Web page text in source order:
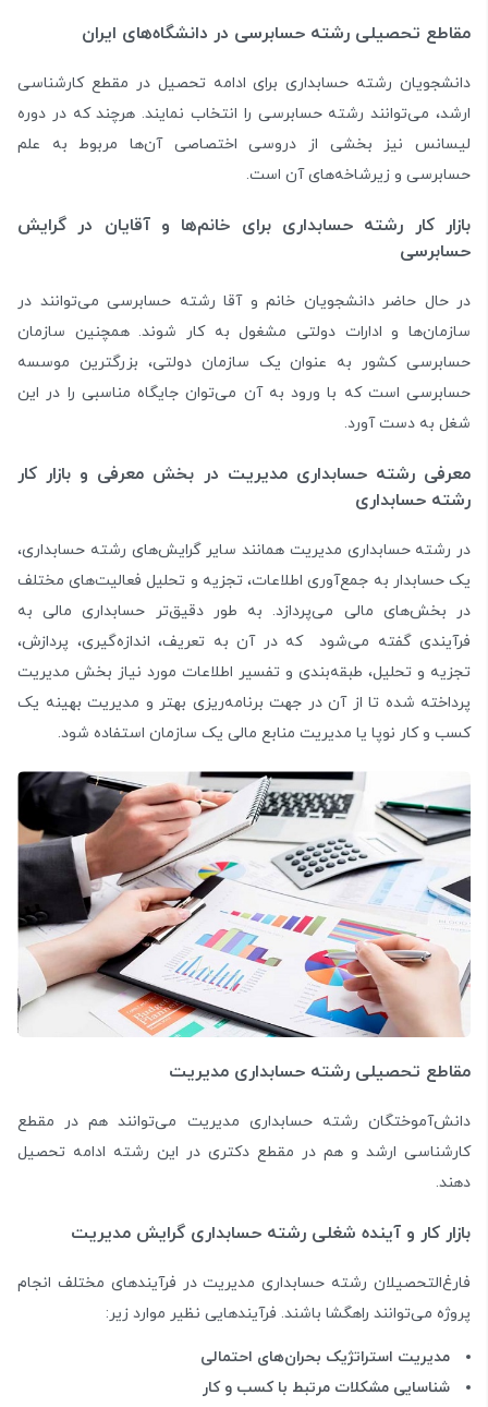
مقاطع تحصیلی رشته حسابرسی در دانشگاه‌های ایران
دانشجویان رشته حسابداری برای ادامه تحصیل در مقطع کارشناسی
ارشد، می‌توانند رشته حسابرسی را انتخاب نمایند. هرچند که در دوره
لیسانس نیز بخشی از دروسی اختصاصی آن‌ها مربوط به علم
حسابرسی و زیر‌شاخه‌های آن است.
بازار کار رشته حسابداری برای خانم‌ها و آقایان در گرایش
حسابرسی
در حال حاضر دانشجویان خانم و آقا رشته حسابرسی می‌توانند در
سازمان‌ها و ادارات دولتی مشغول به کار شوند. همچنین سازمان
حسابرسی کشور به عنوان یک سازمان دولتی، بزرگترین موسسه
حسابرسی است که با ورود به آن می‌توان جایگاه مناسبی را در این
شغل به دست آورد.
معرفی رشته حسابداری مدیریت در بخش معرفی و بازار کار
رشته حسابداری
در رشته حسابداری مدیریت همانند سایر گرایش‌های رشته حسابداری،
یک حسابدار به جمع‌آوری اطلاعات، تجزیه و تحلیل فعالیت‌های مختلف
در بخش‌های مالی می‌پردازد. به طور دقیق‌تر حسابداری مالی به
فرآیندی گفته می‌شود که در آن به تعریف، اندازه‌گیری، پردازش،
تجزیه و تحلیل، طبقه‌بندی و تفسیر اطلاعات مورد نیاز بخش مدیریت
پرداخته شده تا از آن در جهت برنامه‌ریزی بهتر و مدیریت بهینه یک
کسب و کار نوپا یا مدیریت منابع مالی یک سازمان استفاده شود.
مقاطع تحصیلی رشته حسابداری مدیریت
دانش‌آموختگان رشته حسابداری مدیریت می‌توانند هم در مقطع
کارشناسی ارشد و هم در مقطع دکتری در این رشته ادامه تحصیل
دهند.
بازار کار و آینده شغلی رشته حسابداری گرایش مدیریت
فارغ‌التحصیلان رشته حسابداری مدیریت در فرآیند‌های مختلف انجام
پروژه می‌توانند راهگشا باشند. فرآیندهایی نظیر موارد زیر:
مدیریت استراتژیک بحران‌های احتمالی
شناسایی مشکلات مرتبط با کسب و کار